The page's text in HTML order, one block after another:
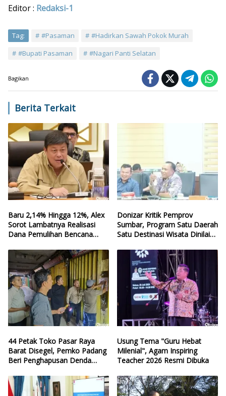
Editor : Redaksi-1
Tag: #Pasaman
#Hadirkan Sawah Pokok Murah
#Bupati Pasaman
#Nagari Panti Selatan
Bagikan
Berita Terkait
Baru 2,14% Hingga 12%, Alex
Sorot Lambatnya Realisasi
Dana Pemulihan Bencana
Donizar Kritik Pemprov
Sumbar, Program Satu Daerah
Satu Destinasi Wisata Dinilai
44 Petak Toko Pasar Raya
Barat Disegel, Pemko Padang
Beri Penghapusan Denda
Usung Tema "Guru Hebat
Milenial", Agam Inspiring
Teacher 2026 Resmi Dibuka